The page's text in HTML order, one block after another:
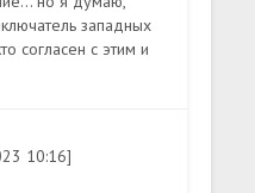
западных
согласен с этим и
10:16]